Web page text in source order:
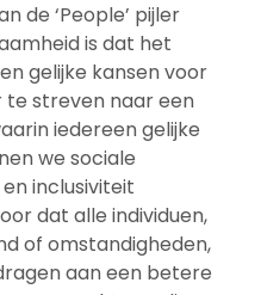
de ‘People’ pijler
is dat het
gelijke kansen voor
streven naar een
iedereen gelijke
we sociale
inclusiviteit
dat alle individuen,
of omstandigheden,
aan een betere